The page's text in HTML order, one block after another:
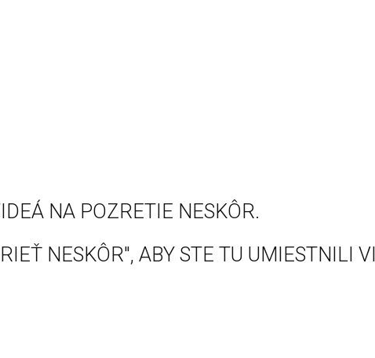
NA POZRETIE NESKÔR.
NESKÔR", ABY STE TU UMIESTNILI